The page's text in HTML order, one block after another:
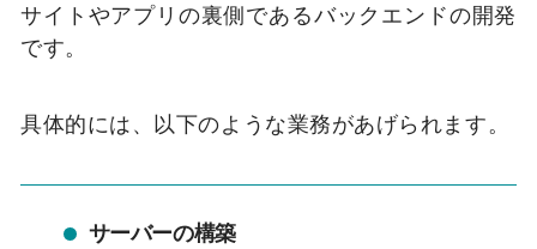
サイトやアプリの裏側であるバックエンドの開発
です。
具体的には、以下のような業務があげられます。
サーバーの構築